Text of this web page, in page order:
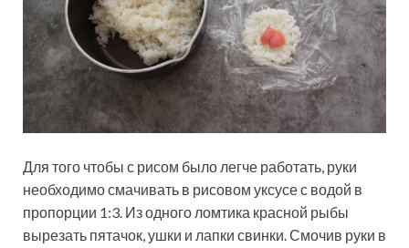
Для того чтобы с рисом было легче работать, руки
необходимо смачивать в рисовом уксусе с водой в
пропорции 1:3. Из одного ломтика красной рыбы
вырезать пятачок, ушки и лапки свинки. Смочив руки в